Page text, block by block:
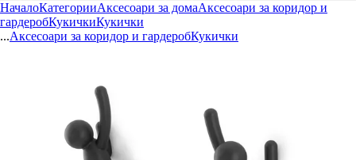
НачалоКатегорииАксесоари за домаАксесоари за коридор и
гардеробКукичкиКукички
...Аксесоари за коридор и гардеробКукички